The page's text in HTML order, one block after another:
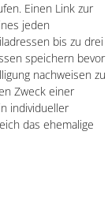
Einen Link zur
jeden
bis zu drei
speichern bevor
nachweisen zu
Zweck einer
individueller
das ehemalige